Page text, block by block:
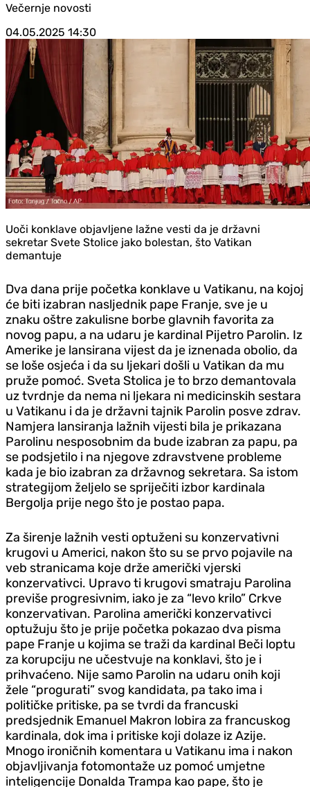
Večernje novosti
04.05.2025 14:30
Uoči konklave objavljene lažne vesti da je državni
sekretar Svete Stolice jako bolestan, što Vatikan
demantuje
Dva dana prije početka konklave u Vatikanu, na kojoj
će biti izabran nasljednik pape Franje, sve je u
znaku oštre zakulisne borbe glavnih favorita za
novog papu, a na udaru je kardinal Pijetro Parolin. Iz
Amerike je lansirana vijest da je iznenada obolio, da
se loše osjeća i da su ljekari došli u Vatikan da mu
pruže pomoć. Sveta Stolica je to brzo demantovala
uz tvrdnje da nema ni ljekara ni medicinskih sestara
u Vatikanu i da je državni tajnik Parolin posve zdrav.
Namjera lansiranja lažnih vijesti bila je prikazana
Parolinu nesposobnim da bude izabran za papu, pa
se podsjetilo i na njegove zdravstvene probleme
kada je bio izabran za državnog sekretara. Sa istom
strategijom željelo se spriječiti izbor kardinala
Bergolja prije nego što je postao papa.
Za širenje lažnih vesti optuženi su konzervativni
krugovi u Americi, nakon što su se prvo pojavile na
veb stranicama koje drže američki vjerski
konzervativci. Upravo ti krugovi smatraju Parolina
previše progresivnim, iako je za “levo krilo” Crkve
konzervativan. Parolina američki konzervativci
optužuju što je prije početka pokazao dva pisma
pape Franje u kojima se traži da kardinal Beči loptu
za korupciju ne učestvuje na konklavi, što je i
prihvaćeno. Nije samo Parolin na udaru onih koji
žele “progurati” svog kandidata, pa tako ima i
političke pritiske, pa se tvrdi da francuski
predsjednik Emanuel Makron lobira za francuskog
kardinala, dok ima i pritiske koji dolaze iz Azije.
Mnogo ironičnih komentara u Vatikanu ima i nakon
objavljivanja fotomontaže uz pomoć umjetne
inteligencije Donalda Trampa kao pape, što je